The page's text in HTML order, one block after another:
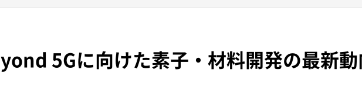
5Gに向けた素子・材料開発の最新動